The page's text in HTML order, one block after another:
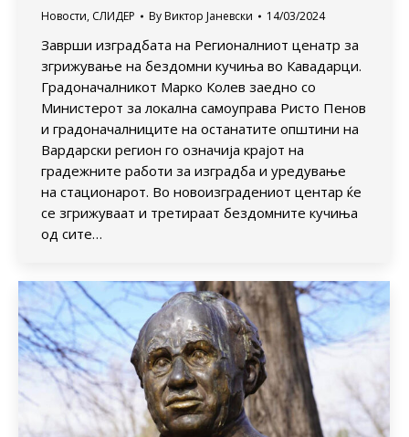
Новости, СЛИДЕР By Виктор Јаневски 14/03/2024
Заврши изградбата на Регионалниот ценатр за
згрижување на бездомни кучиња во Кавадарци.
Градоначалникот Марко Колев заедно со
Министерот за локална самоуправа Ристо Пенов
и градоначалниците на останатите општини на
Вардарски регион го означија крајот на
градежните работи за изградба и уредување
на стационарот. Во новоизградениот центар ќе
се згрижуваат и третираат бездомните кучиња
од сите…